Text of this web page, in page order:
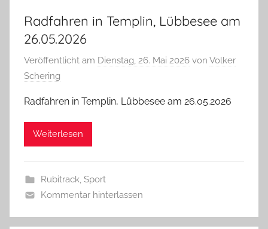
Radfahren in Templin, Lübbesee am
26.05.2026
Veröffentlicht am Dienstag, 26. Mai 2026 von Volker
Schering
Radfahren in Templin, Lübbesee am 26.05.2026
Weiterlesen
Rubitrack, Sport
Kommentar hinterlassen